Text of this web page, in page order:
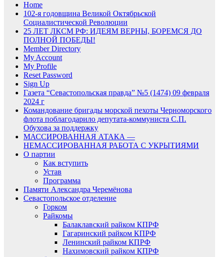
Home
102-я годовщина Великой Октябрьской
Социалистической Революции
25 ЛЕТ ЛКСМ РФ: ИДЕЯМ ВЕРНЫ, БОРЕМСЯ ДО
ПОЛНОЙ ПОБЕДЫ!
Member Directory
My Account
My Profile
Reset Password
Sign Up
Газета “Севастопольская правда” №5 (1474) 09 февраля
2024 г
Командование бригады морской пехоты Черноморского
флота поблагодарило депутата-коммуниста С.П.
Обухова за поддержку
МАССИРОВАННАЯ АТАКА —
НЕМАССИРОВАННАЯ РАБОТА С УКРЫТИЯМИ
О партии
Как вступить
Устав
Программа
Памяти Александра Черемёнова
Севастопольское отделение
Горком
Райкомы
Балаклавский райком КПРФ
Гагаринский райком КПРФ
Ленинский райком КПРФ
Нахимовский райком КПРФ